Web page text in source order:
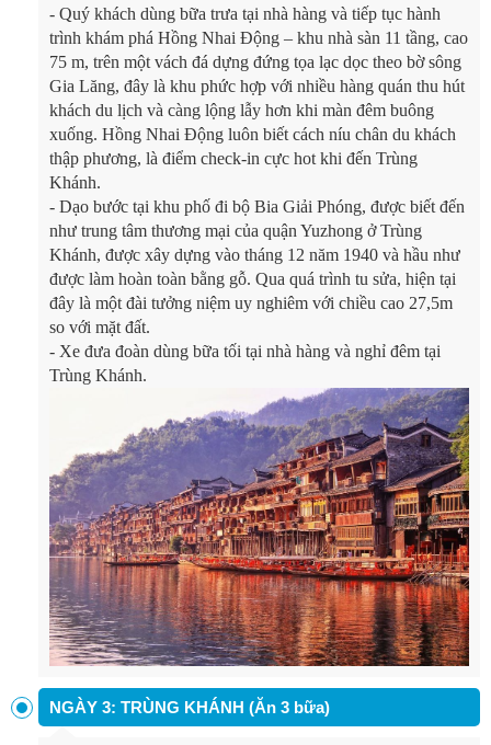
- Quý khách dùng bữa trưa tại nhà hàng và tiếp tục hành
trình khám phá Hồng Nhai Động – khu nhà sàn 11 tầng, cao
75 m, trên một vách đá dựng đứng tọa lạc dọc theo bờ sông
Gia Lăng, đây là khu phức hợp với nhiều hàng quán thu hút
khách du lịch và càng lộng lẫy hơn khi màn đêm buông
xuống. Hồng Nhai Động luôn biết cách níu chân du khách
thập phương, là điểm check-in cực hot khi đến Trùng
Khánh.
- Dạo bước tại khu phố đi bộ Bia Giải Phóng, được biết đến
như trung tâm thương mại của quận Yuzhong ở Trùng
Khánh, được xây dựng vào tháng 12 năm 1940 và hầu như
được làm hoàn toàn bằng gỗ. Qua quá trình tu sửa, hiện tại
đây là một đài tưởng niệm uy nghiêm với chiều cao 27,5m
so với mặt đất.
- Xe đưa đoàn dùng bữa tối tại nhà hàng và nghỉ đêm tại
Trùng Khánh.
NGÀY 3: TRÙNG KHÁNH (Ăn 3 bữa)